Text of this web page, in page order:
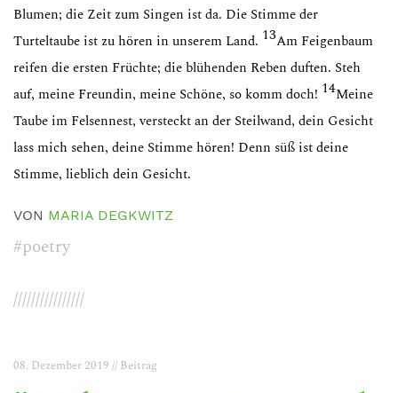
Blumen; die Zeit zum Singen ist da. Die Stimme der
Turteltaube ist zu hören in unserem Land. 13Am Feigenbaum
reifen die ersten Früchte; die blühenden Reben duften. Steh
auf, meine Freundin, meine Schöne, so komm doch! 14Meine
Taube im Felsennest, versteckt an der Steilwand, dein Gesicht
lass mich sehen, deine Stimme hören! Denn süß ist deine
Stimme, lieblich dein Gesicht.
VON MARIA DEGKWITZ
#poetry
////////////////
08. Dezember 2019 // Beitrag